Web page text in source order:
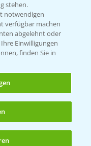
stehen.
notwendigen
verfügbar machen
abgelehnt oder
Einwilligungen
finden Sie in